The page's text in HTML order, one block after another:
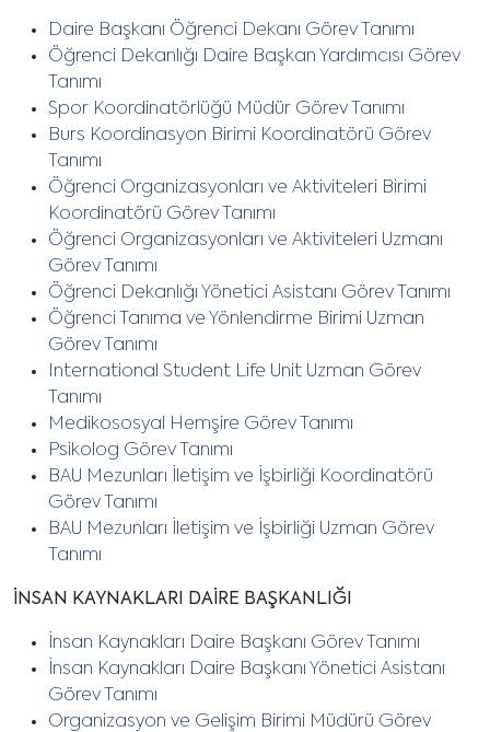
Daire Başkanı Öğrenci Dekanı Görev Tanımı
Öğrenci Dekanlığı Daire Başkan Yardımcısı Görev
Tanımı
Spor Koordinatörlüğü Müdür Görev Tanımı
Burs Koordinasyon Birimi Koordinatörü Görev
Tanımı
Öğrenci Organizasyonları ve Aktiviteleri Birimi
Koordinatörü Görev Tanımı
Öğrenci Organizasyonları ve Aktiviteleri Uzmanı
Görev Tanımı
Öğrenci Dekanlığı Yönetici Asistanı Görev Tanımı
Öğrenci Tanıma ve Yönlendirme Birimi Uzman
Görev Tanımı
International Student Life Unit Uzman Görev
Tanımı
Medikososyal Hemşire Görev Tanımı
Psikolog Görev Tanımı
BAU Mezunları İletişim ve İşbirliği Koordinatörü
Görev Tanımı
BAU Mezunları İletişim ve İşbirliği Uzman Görev
Tanımı
İNSAN KAYNAKLARI DAİRE BAŞKANLIĞI
İnsan Kaynakları Daire Başkanı Görev Tanımı
İnsan Kaynakları Daire Başkanı Yönetici Asistanı
Görev Tanımı
Organizasyon ve Gelişim Birimi Müdürü Görev